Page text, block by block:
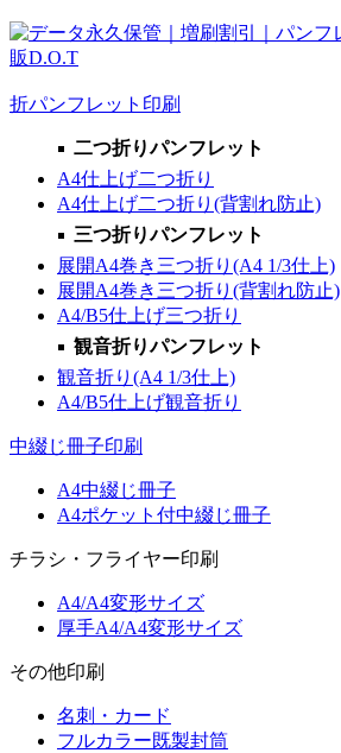
折パンフレット印刷
二つ折りパンフレット
A4仕上げ二つ折り
A4仕上げ二つ折り(背割れ防止)
三つ折りパンフレット
展開A4巻き三つ折り(A4 1/3仕上)
展開A4巻き三つ折り(背割れ防止)
A4/B5仕上げ三つ折り
観音折りパンフレット
観音折り(A4 1/3仕上)
A4/B5仕上げ観音折り
中綴じ冊子印刷
A4中綴じ冊子
A4ポケット付中綴じ冊子
チラシ・フライヤー印刷
A4/A4変形サイズ
厚手A4/A4変形サイズ
その他印刷
名刺・カード
フルカラー既製封筒